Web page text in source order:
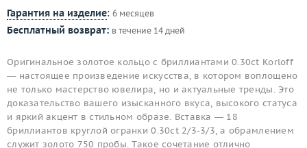
Гарантия на изделие: 6 месяцев
Бесплатный возврат: в течение 14 дней
Оригинальное золотое кольцо c бриллиантами 0.30ct Korloff
— настоящее произведение искусства, в котором воплощено
не только мастерство ювелира, но и актуальные тренды. Это
доказательство вашего изысканного вкуса, высокого статуса
и яркий акцент в стильном образе. Вставка — 18
бриллиантов круглой огранки 0.30ct 2/3-3/3, а обрамлением
служит золото 750 пробы. Такое сочетание отлично